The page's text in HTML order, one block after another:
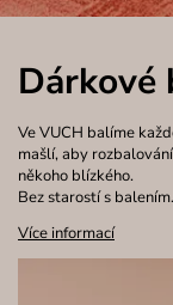
Dárkové
Ve VUCH balíme
mašlí, aby
někoho blízkého.
Bez starostí s balením.
Více informací